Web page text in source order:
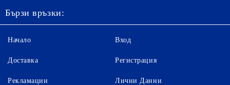
Бързи връзки:
Начало
Доставка
Рекламации
Вход
Регистрация
Лични Данни